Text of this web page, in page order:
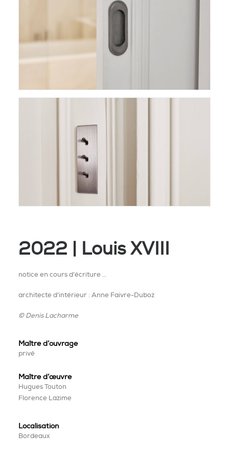
2022 | Louis XVIII
notice en cours d’écriture …
architecte d’intérieur : Anne Faivre-Duboz
© Denis Lacharme
Maître d’ouvrage
privé
Maîtred’œuvre
Hugues Touton
Florence Lazime
Localisation
Bordeaux